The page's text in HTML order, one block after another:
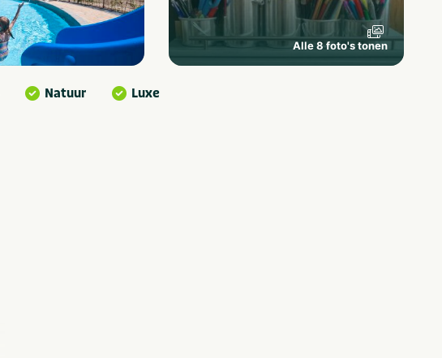
Alle 8 foto's tonen
Natuur Luxe